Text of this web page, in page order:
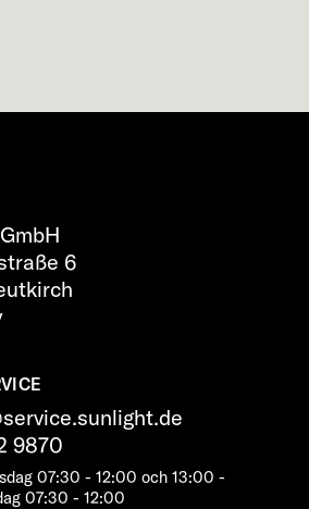
6
9870
07:30 - 12:00 och 13:00 -
​​07:30 - 12:00